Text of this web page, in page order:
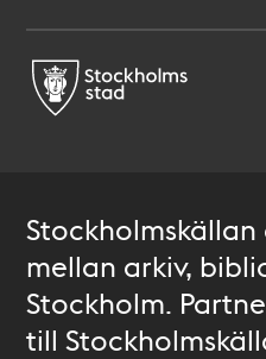
mellan arkiv,
Stockholm.
till